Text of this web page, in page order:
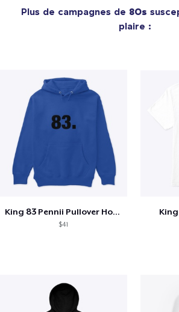
Plus de campagnes de 80s
plaire :
King 83 Pennii Pullover Hoodie
$41